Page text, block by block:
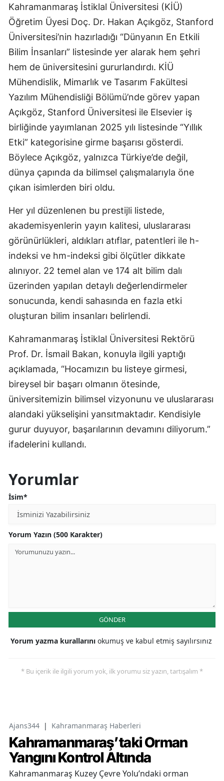
Kahramanmaraş İstiklal Üniversitesi (KİÜ)
Öğretim Üyesi Doç. Dr. Hakan Açıkgöz, Stanford
Üniversitesi’nin hazırladığı “Dünyanın En Etkili
Bilim İnsanları” listesinde yer alarak hem şehri
hem de üniversitesini gururlandırdı. KİÜ
Mühendislik, Mimarlık ve Tasarım Fakültesi
Yazılım Mühendisliği Bölümü’nde görev yapan
Açıkgöz, Stanford Üniversitesi ile Elsevier iş
birliğinde yayımlanan 2025 yılı listesinde “Yıllık
Etki” kategorisine girme başarısı gösterdi.
Böylece Açıkgöz, yalnızca Türkiye’de değil,
dünya çapında da bilimsel çalışmalarıyla öne
çıkan isimlerden biri oldu.
Her yıl düzenlenen bu prestijli listede,
akademisyenlerin yayın kalitesi, uluslararası
görünürlükleri, aldıkları atıflar, patentleri ile h-
indeksi ve hm-indeksi gibi ölçütler dikkate
alınıyor. 22 temel alan ve 174 alt bilim dalı
üzerinden yapılan detaylı değerlendirmeler
sonucunda, kendi sahasında en fazla etki
oluşturan bilim insanları belirlendi.
Kahramanmaraş İstiklal Üniversitesi Rektörü
Prof. Dr. İsmail Bakan, konuyla ilgili yaptığı
açıklamada, “Hocamızın bu listeye girmesi,
bireysel bir başarı olmanın ötesinde,
üniversitemizin bilimsel vizyonunu ve uluslararası
alandaki yükselişini yansıtmaktadır. Kendisiyle
gurur duyuyor, başarılarının devamını diliyorum.”
ifadelerini kullandı.
Yorumlar
İsim*
Yorum Yazın (500 Karakter)
GÖNDER
Yorum yazma kurallarını okumuş ve kabul etmiş sayılırsınız
* Bu içerik ile ilgili yorum yok, ilk yorumu siz yazın, tartışalım *
Ajans344 | Kahramanmaraş Haberleri
Kahramanmaraş’taki Orman
Yangını Kontrol Altında
Kahramanmaraş Kuzey Çevre Yolu’ndaki orman